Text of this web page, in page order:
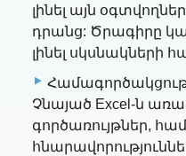
լինել այն
դրանց: Ծրագիրը
լինել սկսնակների
Չնայած Excel-ն
գործառույթներ,